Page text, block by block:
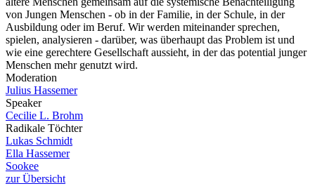
von Jungen Menschen - ob in der Familie, in der Schule, in der
Ausbildung oder im Beruf. Wir werden miteinander sprechen,
spielen, analysieren - darüber, was überhaupt das Problem ist und
wie eine gerechtere Gesellschaft aussieht, in der das potential junger
Menschen mehr genutzt wird.
Moderation
Julius Hassemer
Speaker
Cecilie L. Brohm
Radikale Töchter
Lukas Schmidt
Ella Hassemer
Sookee
zur Übersicht